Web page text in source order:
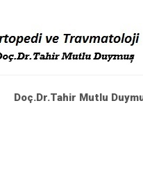
Doç.Dr.Tahir Mutlu